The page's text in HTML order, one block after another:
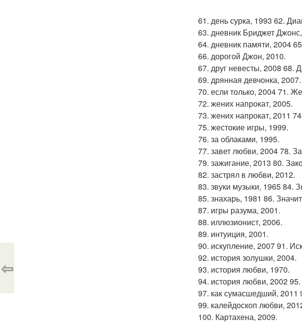
61. день сурка, 1993 62.
63. дневник Бриджет
64. дневник памяти, 2004
66. дорогой Джон, 2010.
67. друг невесты, 2008 68.
69. дрянная девчонка, 2007.
70. если только, 2004 71.
72. жених напрокат, 2005.
73. жених напрокат, 2011
75. жестокие игры, 1999.
76. за облаками, 1995.
77. завет любви, 2004 78.
79. зажигание, 2013 80.
82. застрял в любви, 2012.
83. звуки музыки, 1965 84.
85. знахарь, 1981 86.
87. игры разума, 2001.
88. иллюзионист, 2006.
89. интуиция, 2001.
90. искупление, 2007 91.
92. история золушки, 2004.
93. история любви, 1970.
94. история любви, 2002
97. как сумасшедший, 2011
99. калейдоскоп любви,
100. Картахена, 2009.
⇦